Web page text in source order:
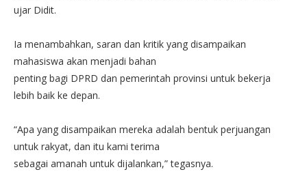
ujar Didit.
Ia menambahkan, saran dan kritik yang disampaikan
mahasiswa akan menjadi bahan
penting bagi DPRD dan pemerintah provinsi untuk bekerja
lebih baik ke depan.
“Apa yang disampaikan mereka adalah bentuk perjuangan
untuk rakyat, dan itu kami terima
sebagai amanah untuk dijalankan,” tegasnya.